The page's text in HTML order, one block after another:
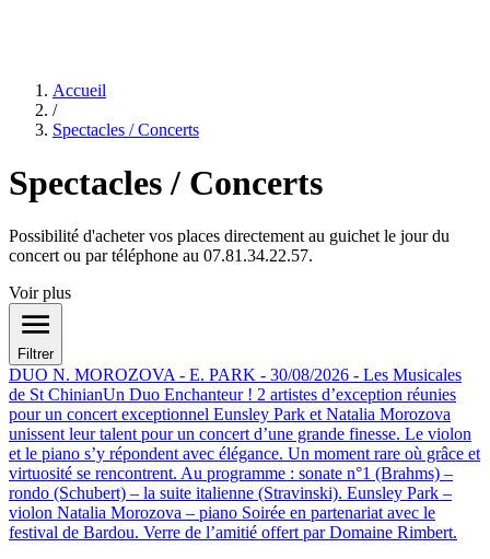
Accueil
/
Spectacles / Concerts
Spectacles / Concerts
Possibilité d'acheter vos places directement au guichet le jour du
concert ou par téléphone au 07.81.34.22.57.
Voir plus
Filtrer
DUO N. MOROZOVA - E. PARK - 30/08/2026 - Les Musicales
de St ChinianUn Duo Enchanteur ! 2 artistes d’exception réunies
pour un concert exceptionnel Eunsley Park et Natalia Morozova
unissent leur talent pour un concert d’une grande finesse. Le violon
et le piano s’y répondent avec élégance. Un moment rare où grâce et
virtuosité se rencontrent. Au programme : sonate n°1 (Brahms) –
rondo (Schubert) – la suite italienne (Stravinski). Eunsley Park –
violon Natalia Morozova – piano Soirée en partenariat avec le
festival de Bardou. Verre de l’amitié offert par Domaine Rimbert.